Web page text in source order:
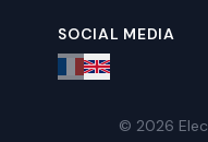
SOCIAL MEDIA
© 2026